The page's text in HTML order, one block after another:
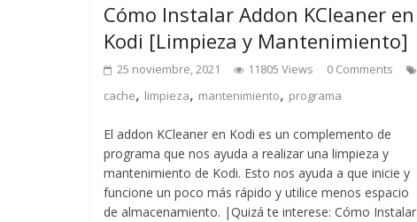
Cómo Instalar Addon KCleaner en
Kodi [Limpieza y Mantenimiento]
25 noviembre, 2021 11805 Views
0 Comments
cache, limpieza, mantenimiento, programa
El addon KCleaner en Kodi es un complemento de
programa que nos ayuda a realizar una limpieza y
mantenimiento de Kodi. Esto nos ayuda a que inicie y
funcione un poco más rápido y utilice menos espacio
de almacenamiento. |Quizá te interese: Cómo Instalar